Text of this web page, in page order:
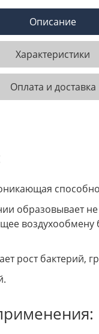
Описание
Характеристики
Оплата и доставка
образовывает не
рост бактерий,